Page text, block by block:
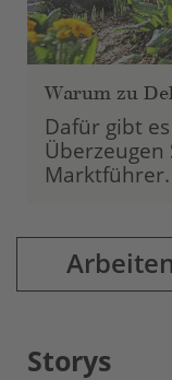
Warum zu
Dafür gibt
Überzeugen
Marktführer.
Storys